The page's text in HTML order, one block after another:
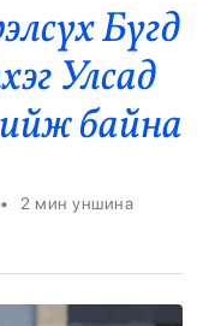
Бүгд
Улсад
байна
• 2 мин уншина